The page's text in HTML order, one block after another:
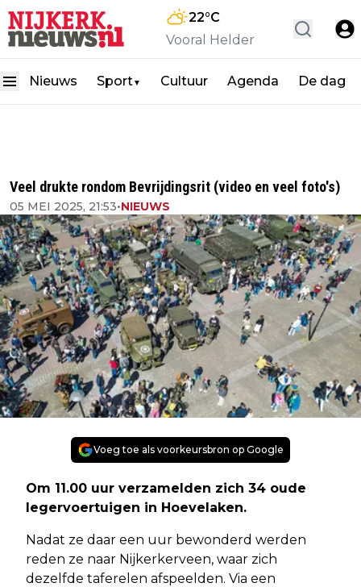
22°C
Vooral Helder
Nieuws Sport▼ Cultuur Agenda De dag
Veel drukte rondom Bevrijdingsrit (video en veel foto's)
05 MEI 2025, 21:53•NIEUWS
Voeg toe als voorkeursbron op Google
Om 11.00 uur verzamelden zich 34 oude
legervoertuigen in Hoevelaken.
Nadat ze daar een uur bewonderd werden
reden ze naar Nijkerkerveen, waar zich
dezelfde taferelen afspeelden. Via een